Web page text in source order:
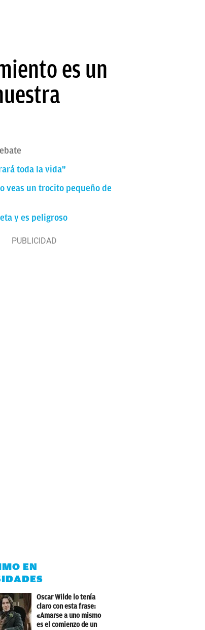
es un
toda la vida"
veas un trocito pequeño de
y es peligroso
EN
Oscar Wilde lo tenía
claro con esta frase:
«Amarse a uno mismo
es el comienzo de un